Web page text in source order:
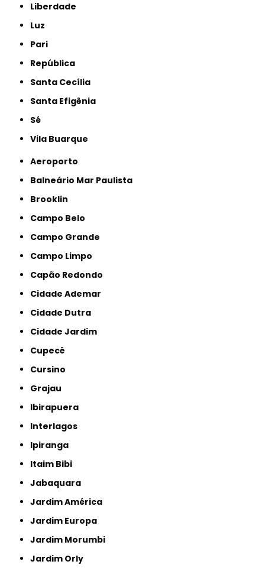
Liberdade
Luz
Pari
República
Santa Cecília
Santa Efigênia
Sé
Vila Buarque
Aeroporto
Balneário Mar Paulista
Brooklin
Campo Belo
Campo Grande
Campo Limpo
Capão Redondo
Cidade Ademar
Cidade Dutra
Cidade Jardim
Cupecê
Cursino
Grajau
Ibirapuera
Interlagos
Ipiranga
Itaim Bibi
Jabaquara
Jardim América
Jardim Europa
Jardim Morumbi
Jardim Orly